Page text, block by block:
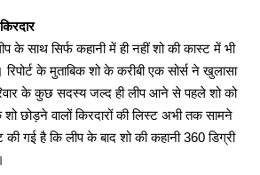
के साथ सिर्फ कहानी में ही नहीं शो की कास्ट में भी
के मुताबिक शो के करीबी एक सोर्स ने खुलासा
के कुछ सदस्य जल्द ही लीप आने से पहले शो को
छोड़ने वालों किरदारों की लिस्ट अभी तक सामने
गई है कि लीप के बाद शो की कहानी 360 डिग्री